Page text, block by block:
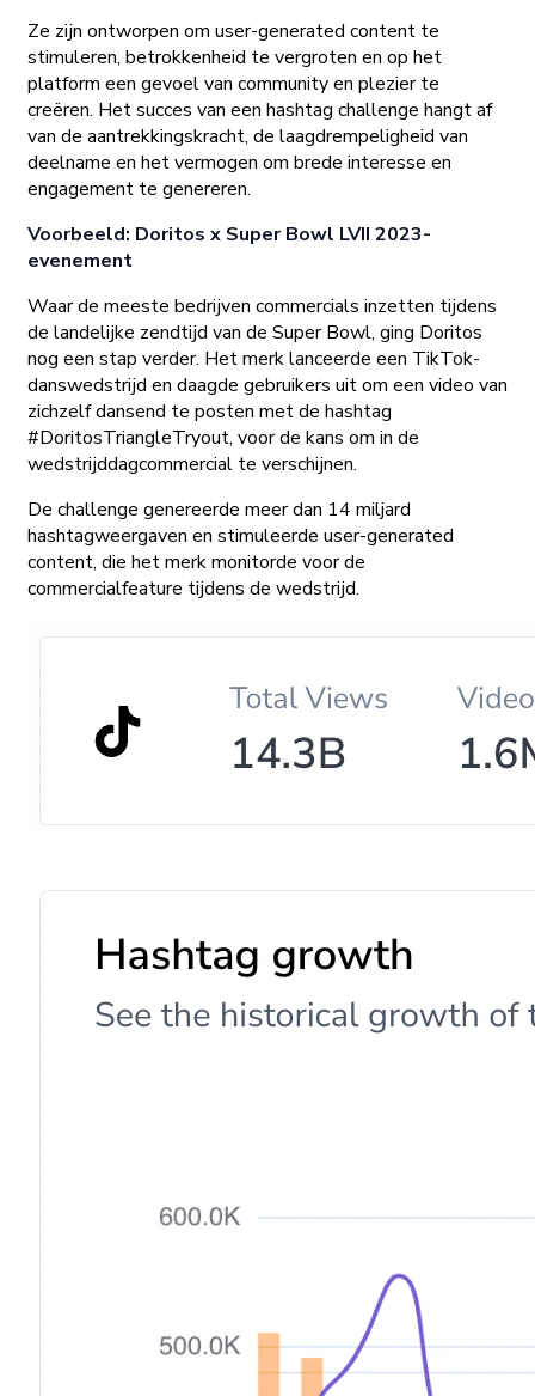
Ze zijn ontworpen om user-generated content te
stimuleren, betrokkenheid te vergroten en op het
platform een gevoel van community en plezier te
creëren. Het succes van een hashtag challenge hangt af
van de aantrekkingskracht, de laagdrempeligheid van
deelname en het vermogen om brede interesse en
engagement te genereren.
Voorbeeld: Doritos x Super Bowl LVII 2023-
evenement
Waar de meeste bedrijven commercials inzetten tijdens
de landelijke zendtijd van de Super Bowl, ging Doritos
nog een stap verder. Het merk lanceerde een TikTok-
danswedstrijd en daagde gebruikers uit om een video van
zichzelf dansend te posten met de hashtag
#DoritosTriangleTryout, voor de kans om in de
wedstrijddagcommercial te verschijnen.
De challenge genereerde meer dan 14 miljard
hashtagweergaven en stimuleerde user-generated
content, die het merk monitorde voor de
commercialfeature tijdens de wedstrijd.